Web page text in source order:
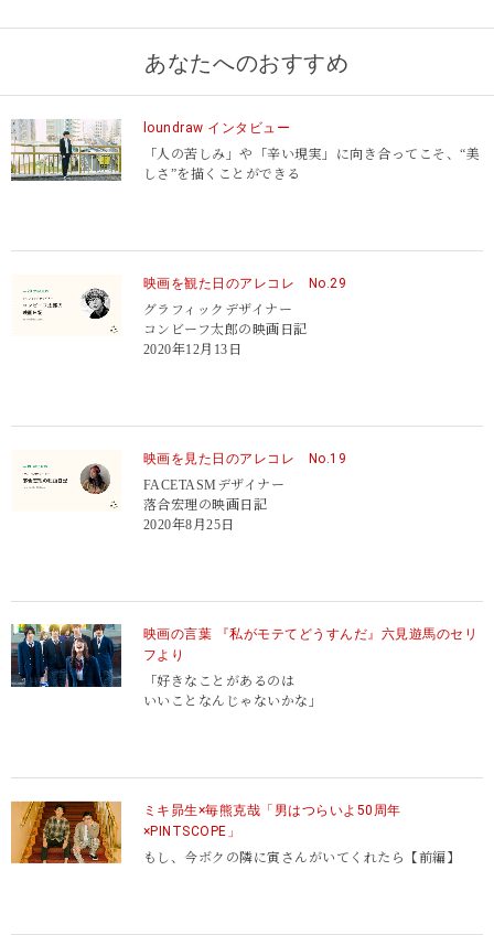
あなたへのおすすめ
loundraw インタビュー
「人の苦しみ」や「辛い現実」に向き合ってこそ、“美
しさ”を描くことができる
映画を観た日のアレコレ No.29
グラフィックデザイナー
コンビーフ太郎の映画日記
2020年12月13日
映画を見た日のアレコレ No.19
FACETASMデザイナー
落合宏理の映画日記
2020年8月25日
映画の言葉 『私がモテてどうすんだ』六見遊馬のセリ
フより
「好きなことがあるのは
いいことなんじゃないかな」
ミキ昴生×毎熊克哉「男はつらいよ50周年
×PINTSCOPE」
もし、今ボクの隣に寅さんがいてくれたら【前編】